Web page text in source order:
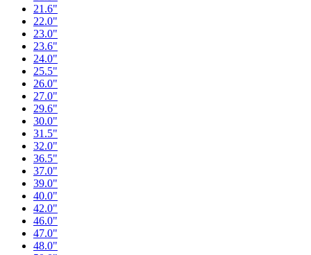
21.6"
22.0"
23.0"
23.6"
24.0"
25.5"
26.0"
27.0"
29.6"
30.0"
31.5"
32.0"
36.5"
37.0"
39.0"
40.0"
42.0"
46.0"
47.0"
48.0"